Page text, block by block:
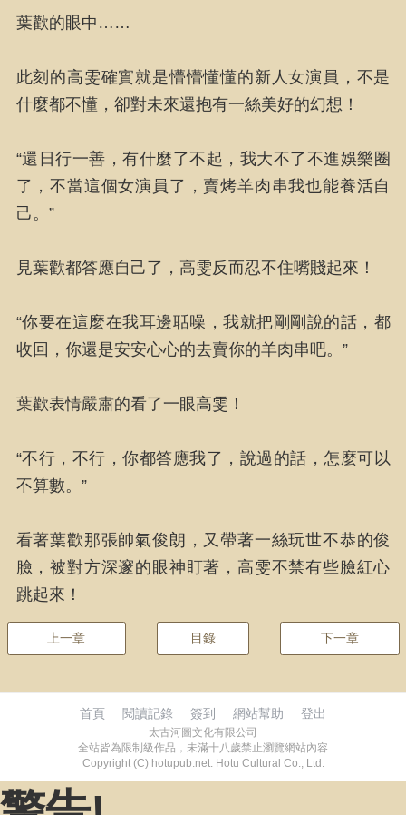
葉歡的眼中……
此刻的高雯確實就是懵懵懂懂的新人女演員，不是
什麼都不懂，卻對未來還抱有一絲美好的幻想！
“還日行一善，有什麼了不起，我大不了不進娛樂圈
了，不當這個女演員了，賣烤羊肉串我也能養活自
己。”
見葉歡都答應自己了，高雯反而忍不住嘴賤起來！
“你要在這麼在我耳邊聒噪，我就把剛剛說的話，都
收回，你還是安安心心的去賣你的羊肉串吧。”
葉歡表情嚴肅的看了一眼高雯！
“不行，不行，你都答應我了，說過的話，怎麼可以
不算數。”
看著葉歡那張帥氣俊朗，又帶著一絲玩世不恭的俊
臉，被對方深邃的眼神盯著，高雯不禁有些臉紅心
跳起來！
上一章 目錄 下一章
首頁 閱讀記錄 簽到 網站幫助 登出
太古河圖文化有限公司
全站皆為限制級作品，未滿十八歲禁止瀏覽網站內容
Copyright (C) hotupub.net. Hotu Cultural Co., Ltd.